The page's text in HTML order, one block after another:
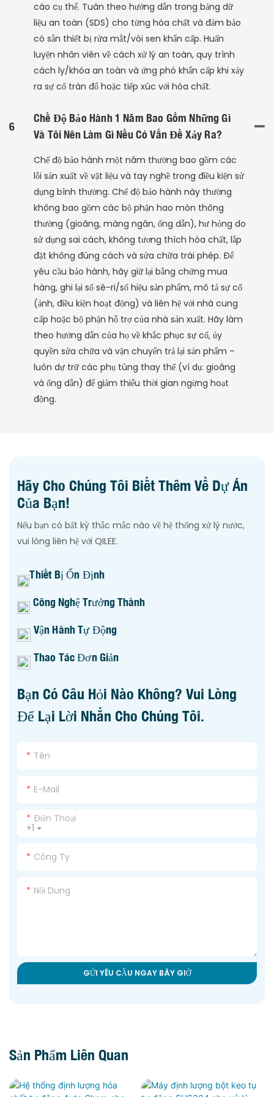
cáo cụ thể. Tuân theo hướng dẫn trong bảng dữ
liệu an toàn (SDS) cho từng hóa chất và đảm bảo
có sẵn thiết bị rửa mắt/vòi sen khẩn cấp. Huấn
luyện nhân viên về cách xử lý an toàn, quy trình
cách ly/khóa an toàn và ứng phó khẩn cấp khi xảy
ra sự cố tràn đổ hoặc tiếp xúc với hóa chất.
6
Chế Độ Bảo Hành 1 Năm Bao Gồm Những Gì
Và Tôi Nên Làm Gì Nếu Có Vấn Đề Xảy Ra?
Chế độ bảo hành một năm thường bao gồm các
lỗi sản xuất về vật liệu và tay nghề trong điều kiện sử
dụng bình thường. Chế độ bảo hành này thường
không bao gồm các bộ phận hao mòn thông
thường (gioăng, màng ngăn, ống dẫn), hư hỏng do
sử dụng sai cách, không tương thích hóa chất, lắp
đặt không đúng cách và sửa chữa trái phép. Để
yêu cầu bảo hành, hãy giữ lại bằng chứng mua
hàng, ghi lại số sê-ri/số hiệu sản phẩm, mô tả sự cố
(ảnh, điều kiện hoạt động) và liên hệ với nhà cung
cấp hoặc bộ phận hỗ trợ của nhà sản xuất. Hãy làm
theo hướng dẫn của họ về khắc phục sự cố, ủy
quyền sửa chữa và vận chuyển trả lại sản phẩm –
luôn dự trữ các phụ tùng thay thế (ví dụ: gioăng
và ống dẫn) để giảm thiểu thời gian ngừng hoạt
động.
Hãy Cho Chúng Tôi Biết Thêm Về Dự Án
Của Bạn!
Nếu bạn có bất kỳ thắc mắc nào về hệ thống xử lý nước,
vui lòng liên hệ với QILEE.
Thiết Bị Ổn Định
Công Nghệ Trưởng Thành
Vận Hành Tự Động
Thao Tác Đơn Giản
Bạn Có Câu Hỏi Nào Không? Vui Lòng
Để Lại Lời Nhắn Cho Chúng Tôi.
Tên
E-Mail
+1
Điện Thoại
Công Ty
Nội Dung
GỬI YÊU CẦU NGAY BÂY GIỜ
Sản Phẩm Liên Quan